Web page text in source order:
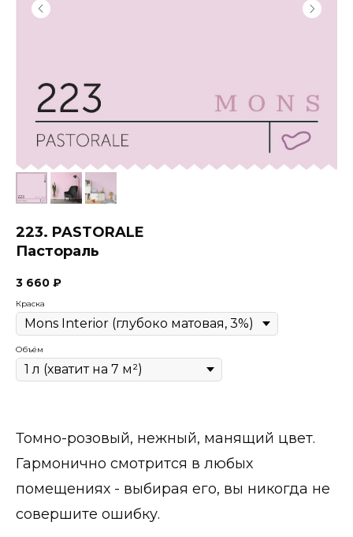
223. PASTORALE
Пастораль
3 660 ₽
Краска
Объём
Томно-розовый, нежный, манящий цвет.
Гармонично смотрится в любых
помещениях - выбирая его, вы никогда не
совершите ошибку.